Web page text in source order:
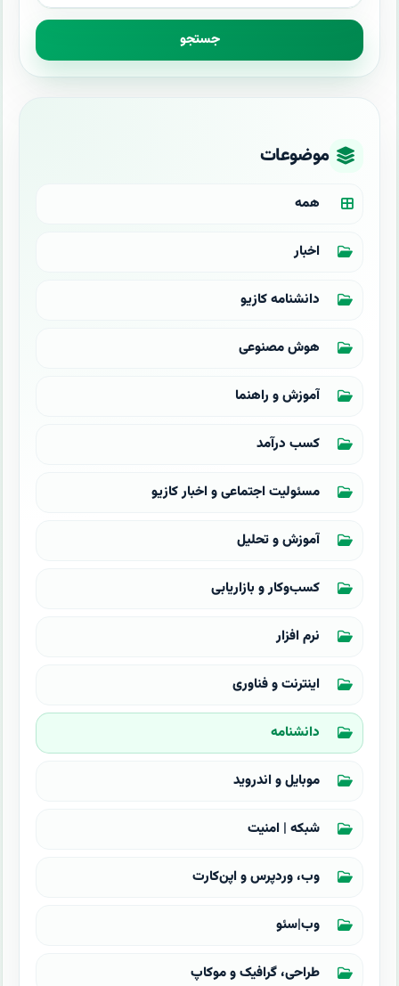
جستجو
موضوعات
همه
اخبار
دانشنامه کازیو
هوش مصنوعی
آموزش و راهنما
کسب درآمد
مسئولیت اجتماعی و اخبار کازیو
آموزش و تحلیل
کسب‌وکار و بازاریابی
نرم افزار
اینترنت و فناوری
دانشنامه
موبایل و اندروید
شبکه | امنیت
وب، وردپرس و اپن‌کارت
وب|سئو
طراحی، گرافیک و موکاپ